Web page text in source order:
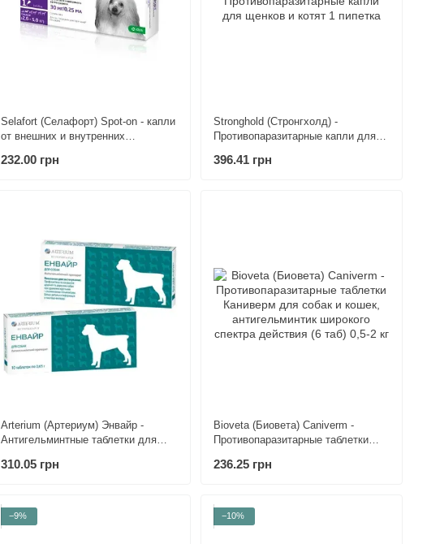
Selafort (Селафорт) Spot-on - капли
от внешних и внутренних
232.00 грн
Stronghold (Стронгхолд) -
Противопаразитарные капли для
396.41 грн
Arterium (Артериум) Энвайр -
Антигельминтные таблетки для
310.05 грн
Bioveta (Биовета) Caniverm -
Противопаразитарные таблетки
антигельминтик широкого спектра
236.25 грн
−9% −10%